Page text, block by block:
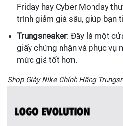
Friday hay Cyber Monday
trình giảm giá sâu, giúp bạn
Trungsneaker: Đây là một
giấy chứng nhận và phục vụ
mức giá tốt hơn.
Shop Giày Nike Chính Hãng